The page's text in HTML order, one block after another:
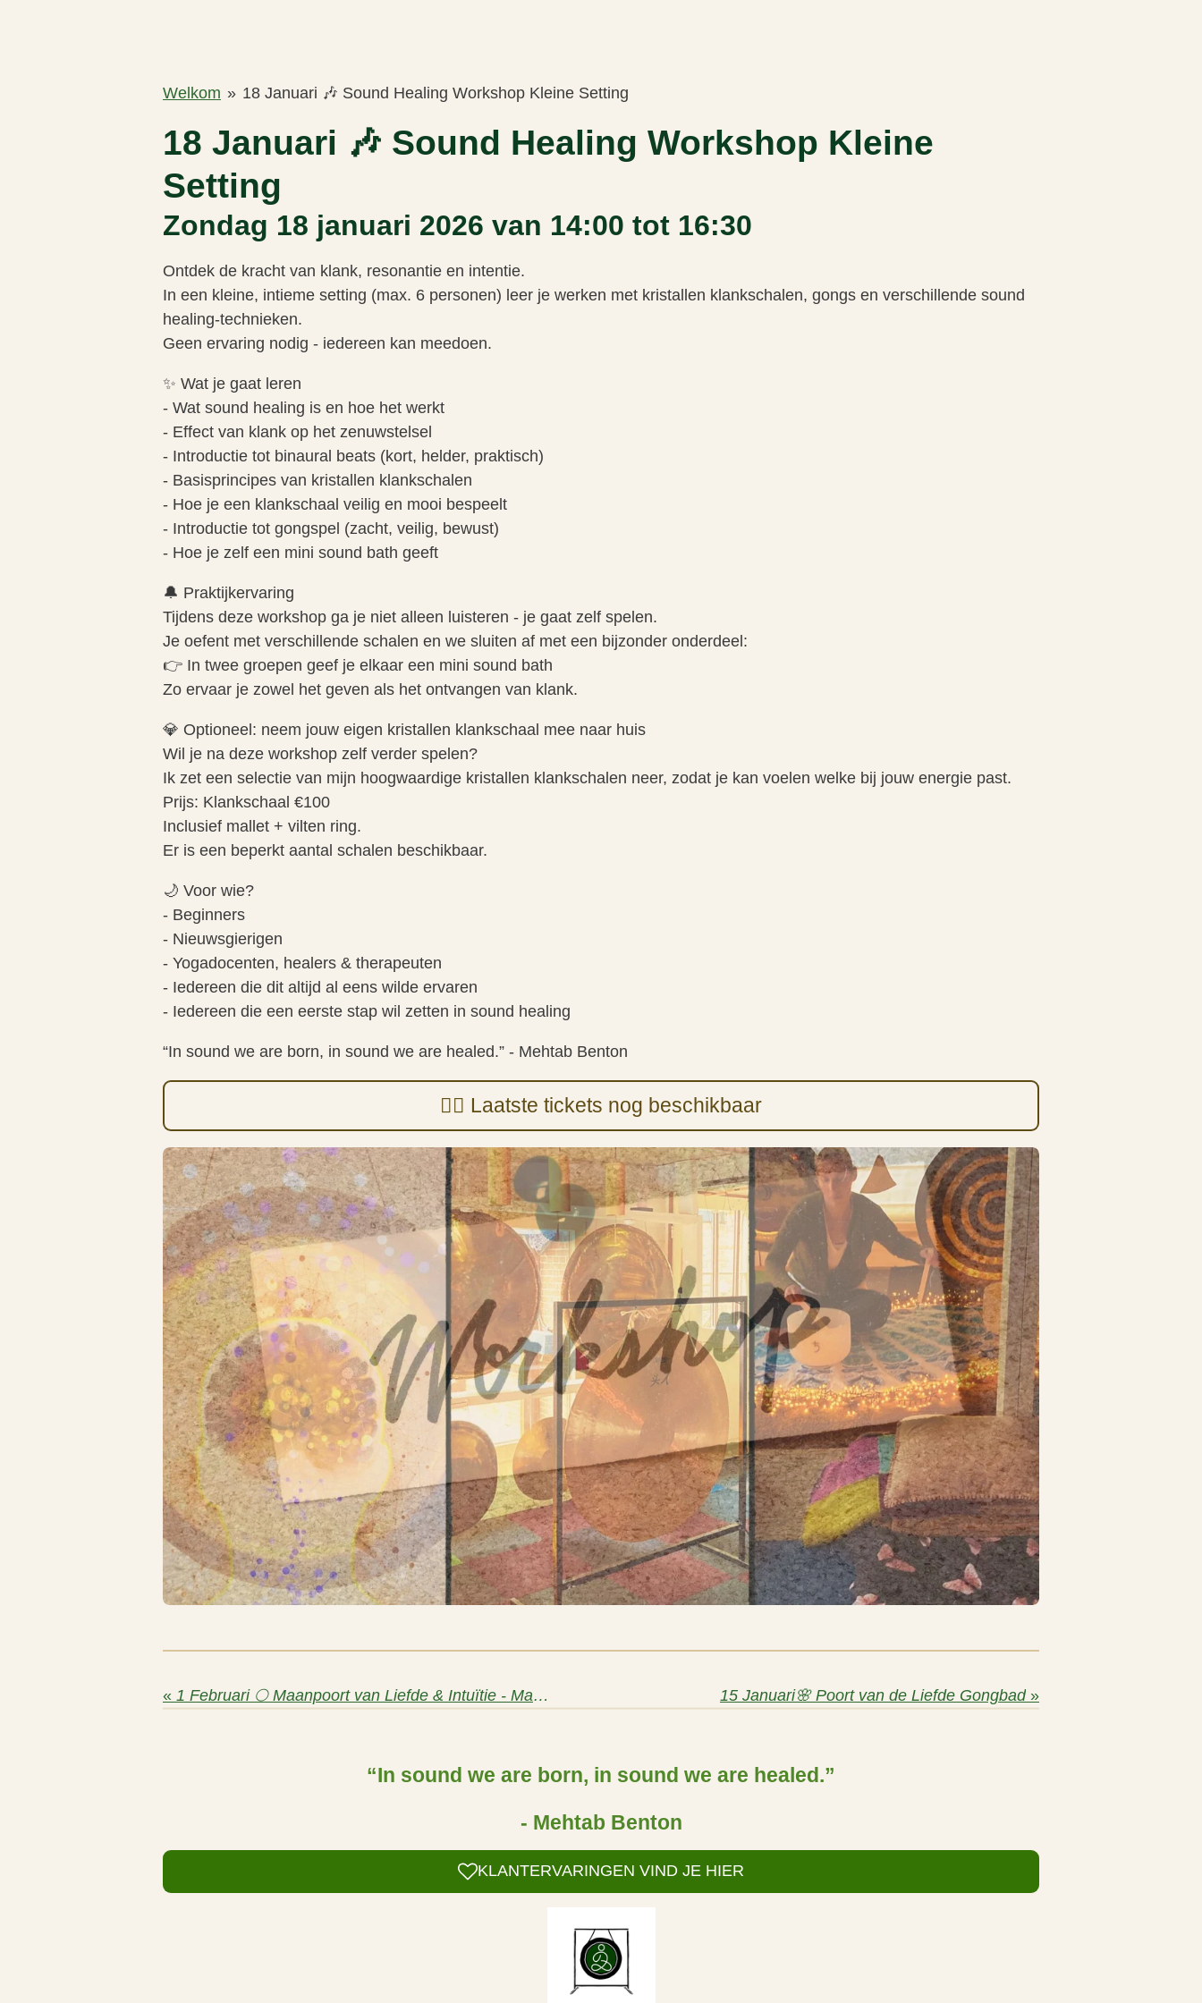
Welkom » 18 Januari 🎶 Sound Healing Workshop Kleine Setting
18 Januari 🎶 Sound Healing Workshop Kleine
Setting
Zondag 18 januari 2026 van 14:00 tot 16:30
Ontdek de kracht van klank, resonantie en intentie.
In een kleine, intieme setting (max. 6 personen) leer je werken met kristallen klankschalen, gongs en verschillende sound
healing-technieken.
Geen ervaring nodig - iedereen kan meedoen.
✨ Wat je gaat leren
- Wat sound healing is en hoe het werkt
- Effect van klank op het zenuwstelsel
- Introductie tot binaural beats (kort, helder, praktisch)
- Basisprincipes van kristallen klankschalen
- Hoe je een klankschaal veilig en mooi bespeelt
- Introductie tot gongspel (zacht, veilig, bewust)
- Hoe je zelf een mini sound bath geeft
🔔 Praktijkervaring
Tijdens deze workshop ga je niet alleen luisteren - je gaat zelf spelen.
Je oefent met verschillende schalen en we sluiten af met een bijzonder onderdeel:
👉 In twee groepen geef je elkaar een mini sound bath
Zo ervaar je zowel het geven als het ontvangen van klank.
💎 Optioneel: neem jouw eigen kristallen klankschaal mee naar huis
Wil je na deze workshop zelf verder spelen?
Ik zet een selectie van mijn hoogwaardige kristallen klankschalen neer, zodat je kan voelen welke bij jouw energie past.
Prijs: Klankschaal €100
Inclusief mallet + vilten ring.
Er is een beperkt aantal schalen beschikbaar.
🌙 Voor wie?
- Beginners
- Nieuwsgierigen
- Yogadocenten, healers & therapeuten
- Iedereen die dit altijd al eens wilde ervaren
- Iedereen die een eerste stap wil zetten in sound healing
“In sound we are born, in sound we are healed.” - Mehtab Benton
👉🏻 Laatste tickets nog beschikbaar
« 1 Februari 🌕 Maanpoort van Liefde & Intuïtie - Manifesteer jouw droom 15 Januari🌸 Poort van de Liefde Gongbad »
“In sound we are born, in sound we are healed.”
- Mehtab Benton
KLANTERVARINGEN VIND JE HIER